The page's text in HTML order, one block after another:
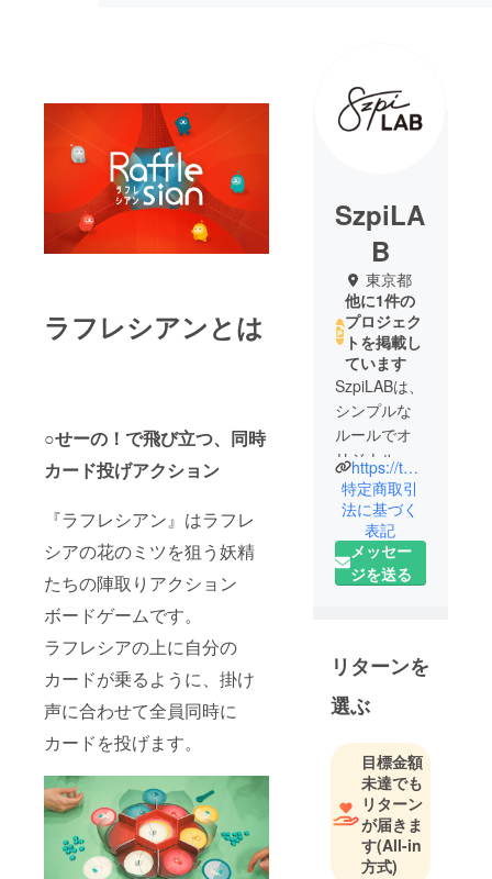
ラフレシアンとは
○せーの！で飛び立つ、同時
カード投げアクション
『ラフレシアン』はラフレ
シアの花のミツを狙う妖精
たちの陣取りアクション
ボードゲームです。
ラフレシアの上に自分の
カードが乗るように、掛け
声に合わせて全員同時に
カードを投げます。
SzpiLA
B
東京都
他に1件の
プロジェク
トを掲載し
ています
SzpiLABは、
シンプルな
ルールでオ
リジナルな
ギミックを
取り入れた
ボードゲー
ムを制作す
る団体で
https://twitter.com/SzpiLAB_jp
特定商取引
法に基づく
表記
メッセー
ジを送る
リターンを
選ぶ
目標金額
未達でも
リターン
が届きま
す(All-in
方式)